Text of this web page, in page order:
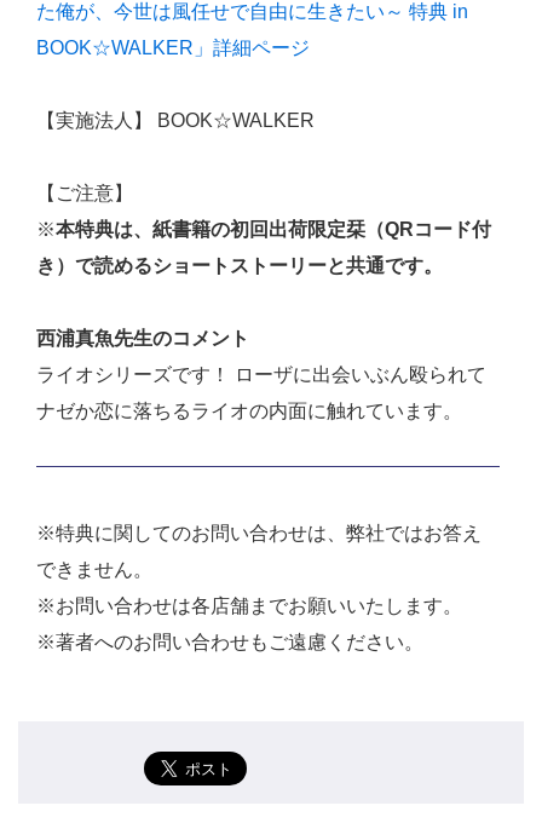
た俺が、今世は風任せで自由に生きたい～ 特典 in
BOOK☆WALKER」詳細ページ
【実施法人】 BOOK☆WALKER
【ご注意】
※本特典は、紙書籍の初回出荷限定栞（QRコード付
き）で読めるショートストーリーと共通です。
西浦真魚先生のコメント
ライオシリーズです！ ローザに出会いぶん殴られて
ナゼか恋に落ちるライオの内面に触れています。
※特典に関してのお問い合わせは、弊社ではお答え
できません。
※お問い合わせは各店舗までお願いいたします。
※著者へのお問い合わせもご遠慮ください。